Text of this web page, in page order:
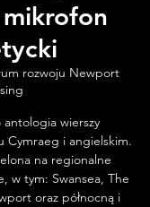
rozwoju Newport
antologia wierszy
Cymraeg i angielskim.
na regionalne
w tym: Swansea, The
oraz północną i